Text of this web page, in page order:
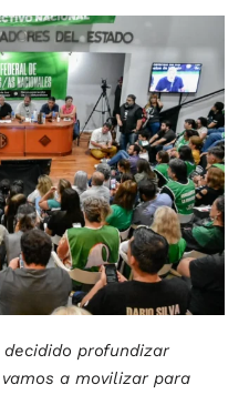
profundizar
a movilizar para